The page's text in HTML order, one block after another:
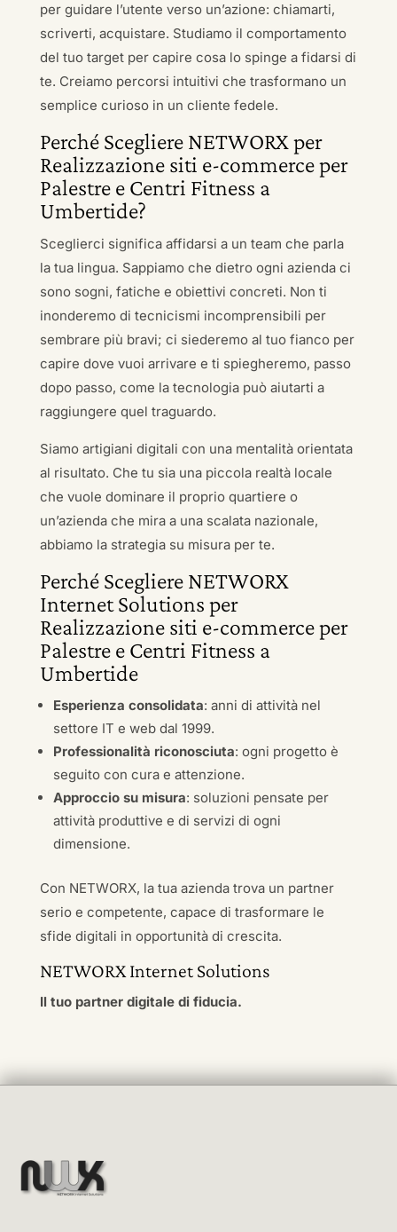
per guidare l’utente verso un’azione: chiamarti,
scriverti, acquistare. Studiamo il comportamento
del tuo target per capire cosa lo spinge a fidarsi di
te. Creiamo percorsi intuitivi che trasformano un
semplice curioso in un cliente fedele.
Perché Scegliere NETWORX per
Realizzazione siti e-commerce per
Palestre e Centri Fitness a
Umbertide?
Sceglierci significa affidarsi a un team che parla
la tua lingua. Sappiamo che dietro ogni azienda ci
sono sogni, fatiche e obiettivi concreti. Non ti
inonderemo di tecnicismi incomprensibili per
sembrare più bravi; ci siederemo al tuo fianco per
capire dove vuoi arrivare e ti spiegheremo, passo
dopo passo, come la tecnologia può aiutarti a
raggiungere quel traguardo.
Siamo artigiani digitali con una mentalità orientata
al risultato. Che tu sia una piccola realtà locale
che vuole dominare il proprio quartiere o
un’azienda che mira a una scalata nazionale,
abbiamo la strategia su misura per te.
Perché Scegliere NETWORX
Internet Solutions per
Realizzazione siti e-commerce per
Palestre e Centri Fitness a
Umbertide
Esperienza consolidata: anni di attività nel
settore IT e web dal 1999.
Professionalità riconosciuta: ogni progetto è
seguito con cura e attenzione.
Approccio su misura: soluzioni pensate per
attività produttive e di servizi di ogni
dimensione.
Con NETWORX, la tua azienda trova un partner
serio e competente, capace di trasformare le
sfide digitali in opportunità di crescita.
NETWORX Internet Solutions
Il tuo partner digitale di fiducia.